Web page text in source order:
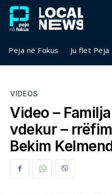
Peja në Fokus Ju flet Peja
VIDEOS
Video –
vdekur –
Bekim